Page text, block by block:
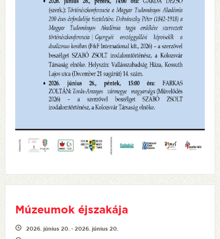
Múzeumok éjszakája
2026. június 20. - 2026. június 20.